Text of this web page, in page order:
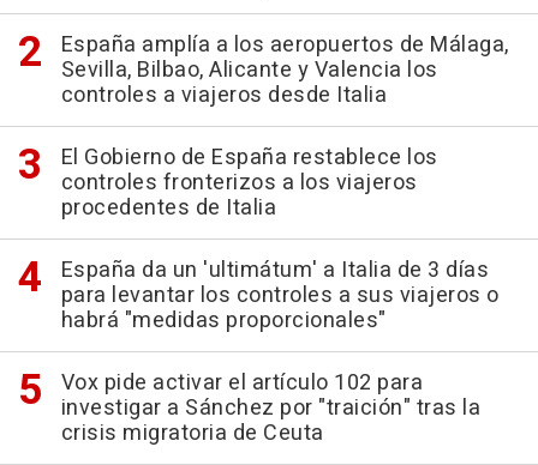
España amplía a los aeropuertos de Málaga,
Sevilla, Bilbao, Alicante y Valencia los
controles a viajeros desde Italia
El Gobierno de España restablece los
controles fronterizos a los viajeros
procedentes de Italia
España da un 'ultimátum' a Italia de 3 días
para levantar los controles a sus viajeros o
habrá "medidas proporcionales"
Vox pide activar el artículo 102 para
investigar a Sánchez por "traición" tras la
crisis migratoria de Ceuta